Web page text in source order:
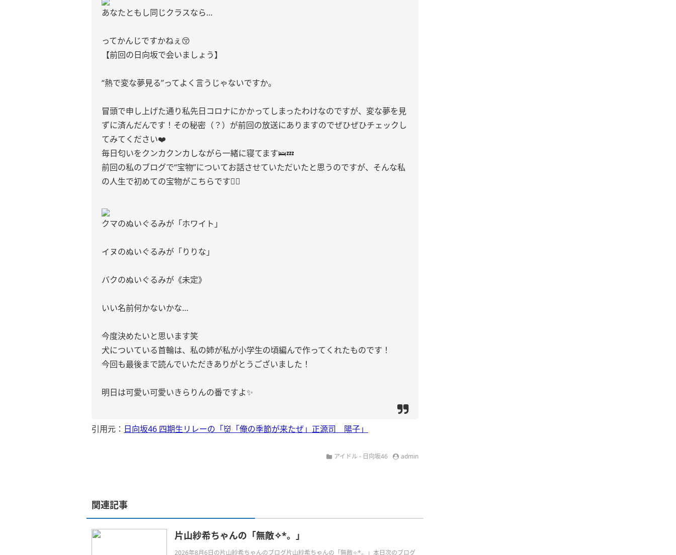
あなたともし同じクラスなら…
ってかんじですかねぇ😚
【前回の日向坂で会いましょう】
“熱で変な夢見る”ってよく言うじゃないですか。
冒頭で申し上げた通り私先日コロナにかかってしまったわけなのですが、変な夢を見
ずに済んだんです！その秘密（？）が前回の放送にありますのでぜひぜひチェックし
てみてください❤️
毎日匂いをクンカクンカしながら一緒に寝てます🛌💤
前回の私のブログで“宝物”についてお話させていただいたと思うのですが、そんな私
の人生で初めての宝物がこちらです💁‍♀️
クマのぬいぐるみが「ホワイト」
イヌのぬいぐるみが「りりな」
バクのぬいぐるみが《未定》
いい名前何かないかな…
今度決めたいと思います笑
犬についている首輪は、私の姉が私が小学生の頃編んで作ってくれたものです！
今回も最後まで読んでいただきありがとうございました！
明日は可愛い可愛いきらりんの番ですよ✨
引用元： 日向坂46 四期生リレーの「👹「俺の季節が来たぜ」正源司 陽子」
アイドル - 日向坂46 admin
関連記事
片山紗希ちゃんの「無敵✧︎*。」
2026年8月6日の片山紗希ちゃんのブログ片山紗希ちゃんの「無敵✧︎*。」本日次のブログ